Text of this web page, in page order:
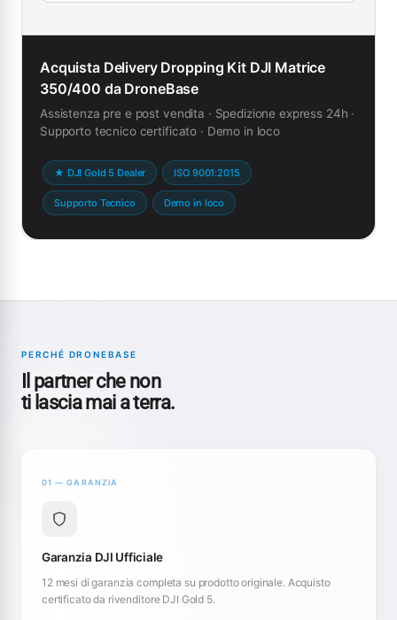
Acquista Delivery Dropping Kit DJI Matrice
350/400 da DroneBase
Assistenza pre e post vendita · Spedizione express 24h ·
Supporto tecnico certificato · Demo in loco
★ DJI Gold 5 Dealer ISO 9001:2015
Supporto Tecnico Demo in loco
PERCHÉ DRONEBASE
Il partner che non
ti lascia mai a terra.
01 — GARANZIA
Garanzia DJI Ufficiale
12 mesi di garanzia completa su prodotto originale. Acquisto
certificato da rivenditore DJI Gold 5.